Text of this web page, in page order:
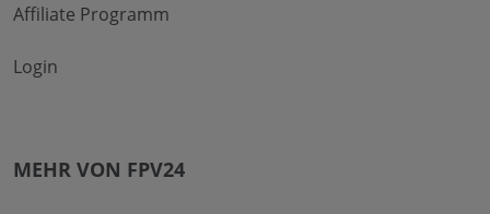
Affiliate Programm
Login
MEHR VON FPV24